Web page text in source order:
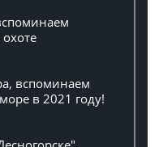
вспоминаем
в 2021 году!